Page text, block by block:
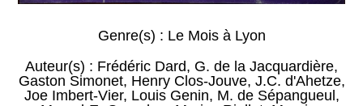
Genre(s) : Le Mois à Lyon
Auteur(s) : Frédéric Dard, G. de la Jacquardière,
Gaston Simonet, Henry Clos-Jouve, J.C. d'Ahetze,
Joe Imbert-Vier, Louis Genin, M. de Sépangueul,